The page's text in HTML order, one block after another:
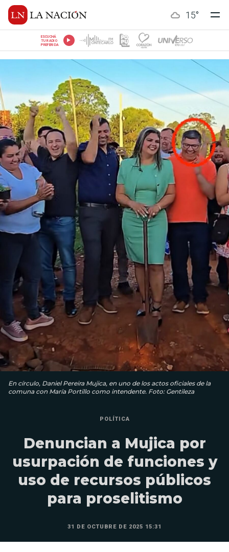
15°
ESCUCHÁ
TU RADIO
PREFERIDA
En círculo, Daniel Pereira Mujica, en uno de los actos oficiales de la
comuna con María Portillo como intendente. Foto: Gentileza
POLÍTICA
Denuncian a Mujica por
usurpación de funciones y
uso de recursos públicos
para proselitismo
31 DE OCTUBRE DE 2025 15:31